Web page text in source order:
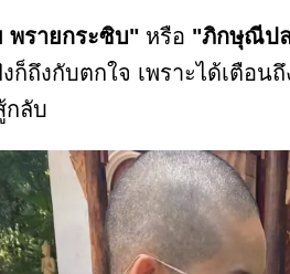
พรายกระซิบ" หรือ "ภิกษุณีป
ถึงกับตกใจ เพราะได้เตือนถึ
กลับ